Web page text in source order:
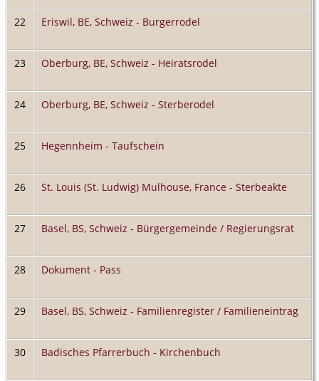
22 Eriswil, BE, Schweiz - Burgerrodel
23 Oberburg, BE, Schweiz - Heiratsrodel
24 Oberburg, BE, Schweiz - Sterberodel
25 Hegennheim - Taufschein
26 St. Louis (St. Ludwig) Mulhouse, France - Sterbeakte
27 Basel, BS, Schweiz - Bürgergemeinde / Regierungsrat
28 Dokument - Pass
29 Basel, BS, Schweiz - Familienregister / Familieneintrag
30 Badisches Pfarrerbuch - Kirchenbuch